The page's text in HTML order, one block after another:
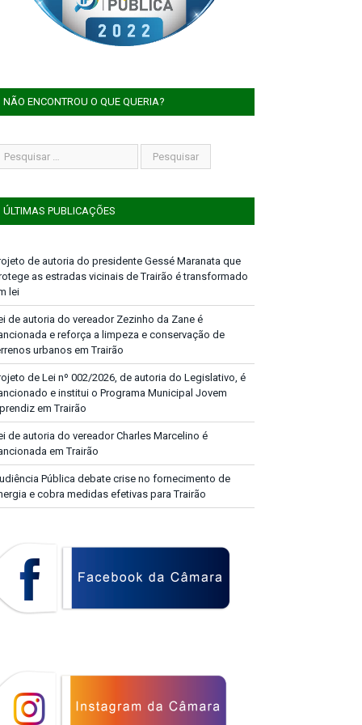
NÃO ENCONTROU O QUE QUERIA?
ÚLTIMAS PUBLICAÇÕES
de autoria do presidente Gessé Maranata que
as estradas vicinais de Trairão é transformado
lei
de autoria do vereador Zezinho da Zane é
e reforça a limpeza e conservação de
urbanos em Trairão
de Lei nº 002/2026, de autoria do Legislativo, é
e institui o Programa Municipal Jovem
em Trairão
de autoria do vereador Charles Marcelino é
em Trairão
Pública debate crise no fornecimento de
e cobra medidas efetivas para Trairão